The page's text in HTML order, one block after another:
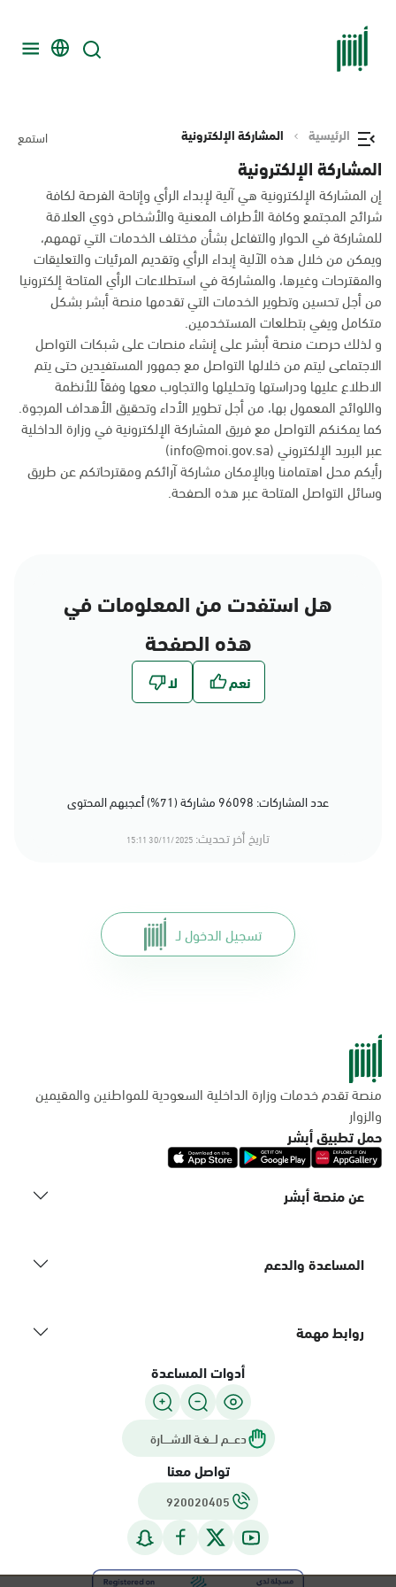
الرئيسية المشاركة الإلكترونية استمع
المشاركة الإلكترونية
إن المشاركة الإلكترونية هي آلية لإبداء الرأي وإتاحة الفرصة لكافة
شرائح المجتمع وكافة الأطراف المعنية والأشخاص ذوي العلاقة
للمشاركة في الحوار والتفاعل بشأن مختلف الخدمات التي تهمهم،
ويمكن من خلال هذه الآلية إبداء الرأي وتقديم المرئيات والتعليقات
والمقترحات وغيرها، والمشاركة في استطلاعات الرأي المتاحة إلكترونيا
من أجل تحسين وتطوير الخدمات التي تقدمها منصة أبشر بشكل
متكامل ويفي بتطلعات المستخدمين.
و لذلك حرصت منصة أبشر على إنشاء منصات على شبكات التواصل
الاجتماعى ليتم من خلالها التواصل مع جمهور المستفيدين حتى يتم
الاطلاع عليها ودراستها وتحليلها والتجاوب معها وفقاً للأنظمة
واللوائح المعمول بها، من أجل تطوير الأداء وتحقيق الأهداف المرجوة.
كما يمكنكم التواصل مع فريق المشاركة الإلكترونية في وزارة الداخلية
عبر البريد الإلكتروني (info@moi.gov.sa)
رأيكم محل اهتمامنا وبالإمكان مشاركة آرائكم ومقترحاتكم عن طريق
وسائل التواصل المتاحة عبر هذه الصفحة.
هل استفدت من المعلومات في
هذه الصفحة
عدد المشاركات: 96098 مشاركة (71%) أعجبهم المحتوى
تاريخ أخر تحديث: 30/11/2025 15:11
تسجيل الدخول لـ
منصة تقدم خدمات وزارة الداخلية السعودية للمواطنين والمقيمين
والزوار
حمل تطبيق أبشر
عن منصة أبشر
المساعدة والدعم
روابط مهمة
أدوات المساعدة
دعـــم لـــغـة الاشــــارة
تواصل معنا
920020405